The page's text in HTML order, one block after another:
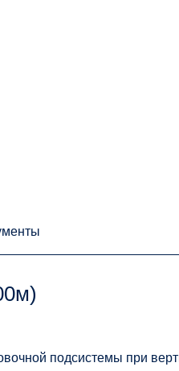
подсистемы при